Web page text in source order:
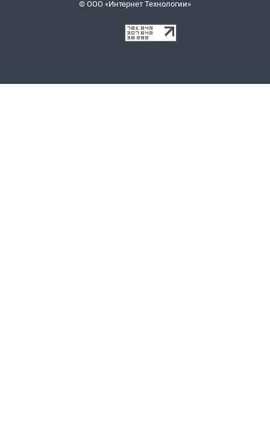
© ООО «Интернет Технологии»